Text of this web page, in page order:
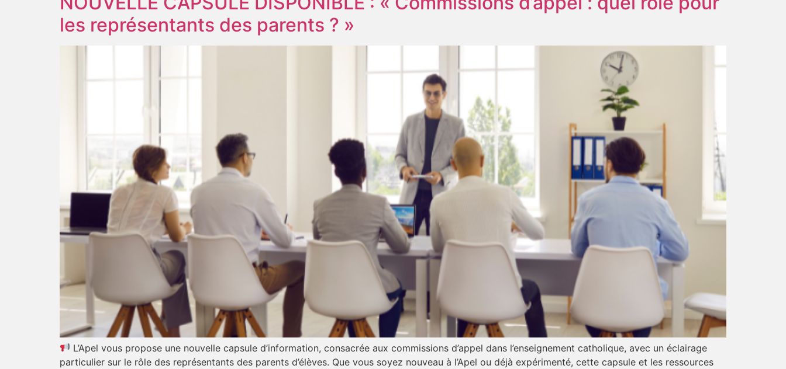
les représentants des parents ? »
L’Apel vous propose une nouvelle capsule d’information, consacrée aux commissions d’appel dans l’enseignement catholique, avec un éclairage
particulier sur le rôle des représentants des parents d’élèves. Que vous soyez nouveau à l’Apel ou déjà expérimenté, cette capsule et les ressources